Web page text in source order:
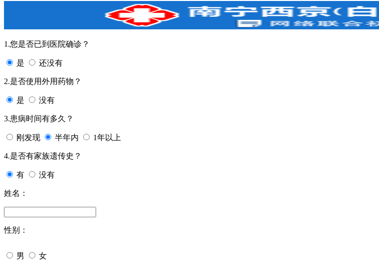
1.您是否已到医院确诊？
是 还没有
2.是否使用外用药物？
是 没有
3.患病时间有多久？
刚发现 半年内 1年以上
4.是否有家族遗传史？
有 没有
姓名：
性别：
男 女